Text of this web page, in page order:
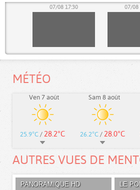
07/08 17:30 07/08
MÉTÉO
Ven 7 août
25.9°C / 28.2°C
Sam 8 août
26.2°C / 28.0°C
AUTRES VUES DE
PANORAMIQUE HD LE